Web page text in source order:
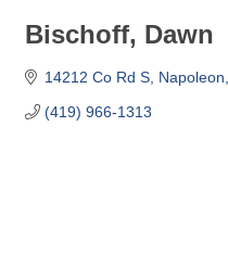
Bischoff, Dawn
14212 Co Rd S Napoleon
(419) 966-1313